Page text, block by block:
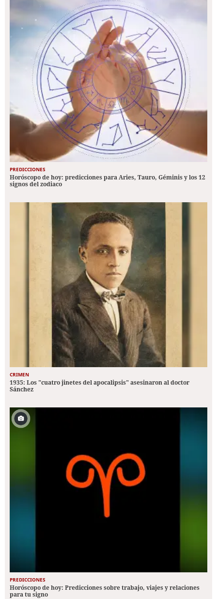
PREDICCIONES
Horóscopo de hoy: predicciones para Aries, Tauro, Géminis y los 12
signos del zodiaco
CRIMEN
1935: Los "cuatro jinetes del apocalipsis" asesinaron al doctor
Sánchez
PREDICCIONES
Horóscopo de hoy: Predicciones sobre trabajo, viajes y relaciones
para tu signo